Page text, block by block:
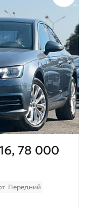
78 000
Передний